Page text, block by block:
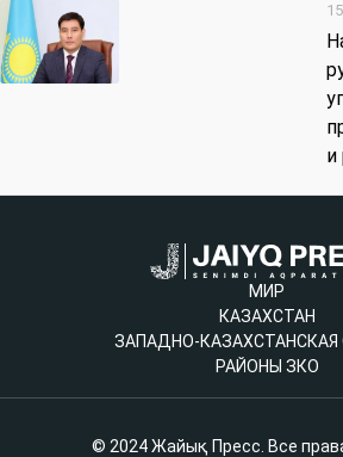
и
МИР
КАЗАХСТАН
ЗАПАДНО-КАЗАХСТАНСКАЯ
РАЙОНЫ ЗКО
© 2024 Жайық Пресс. Все